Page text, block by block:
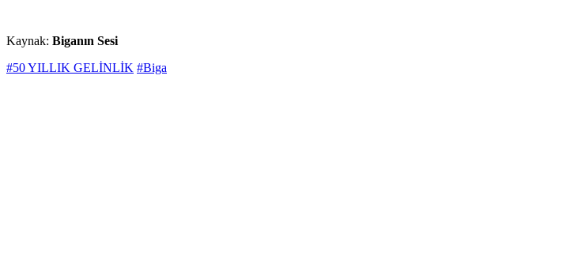
Kaynak: Biganın Sesi
#50 YILLIK GELİNLİK #Biga